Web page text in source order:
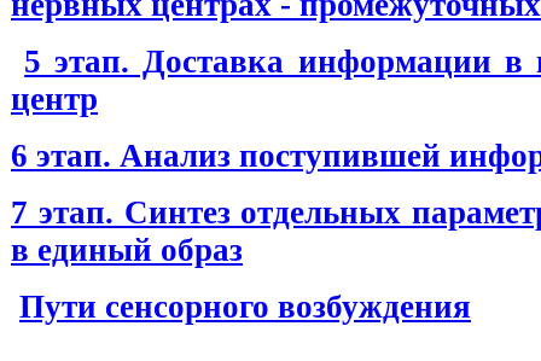
5 этап. Доставка информации
центр
6 этап. Анализ поступившей
7 этап. Синтез отдельных
в единый образ
Пути сенсорного возбуждения